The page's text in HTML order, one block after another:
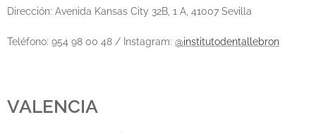
Dirección: Avenida Kansas City 32B, 1 A, 41007 Sevilla
Teléfono: 954 98 00 48 / Instagram: @institutodentallebron
VALENCIA